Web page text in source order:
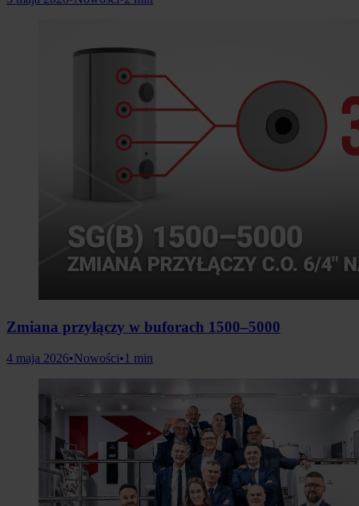
Zmiana przyłączy w buforach 1500–5000
4 maja 2026•Nowości•1 min